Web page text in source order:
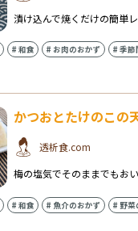
漬け込んで焼くだけの簡単
#和食 # お肉のおかず #季節
かつおとたけのこの
透析食.com
梅の塩気でそのままでもお
#和食 # 魚介のおかず # 野菜